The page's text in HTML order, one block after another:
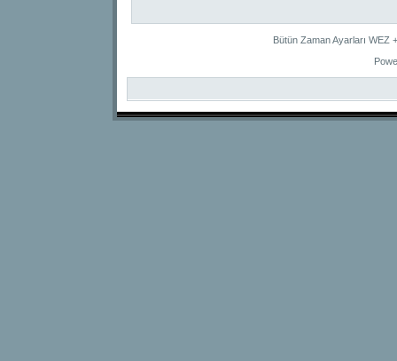
Bütün Zaman Ayarları WEZ